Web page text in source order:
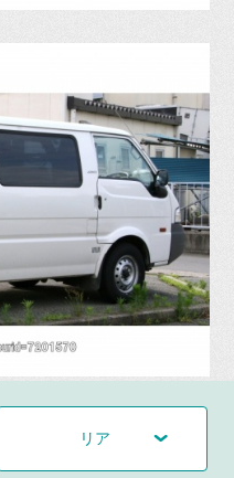
リア